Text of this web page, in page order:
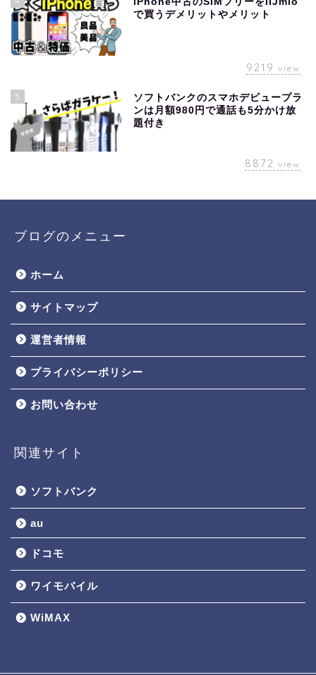
で買うデメリットやメリット
9219 view
5
ソフトバンクのスマホデビュープラ
ンは月額980円で通話も5分かけ放
題付き
8872 view
ブログのメニュー
ホーム
サイトマップ
運営者情報
プライバシーポリシー
お問い合わせ
関連サイト
ソフトバンク
au
ドコモ
ワイモバイル
WiMAX